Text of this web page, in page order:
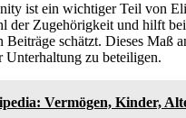
ist ein wichtiger Teil von
der Zugehörigkeit und hilft
schätzt. Dieses Maß
Unterhaltung zu beteiligen.
Vermögen, Kinder,